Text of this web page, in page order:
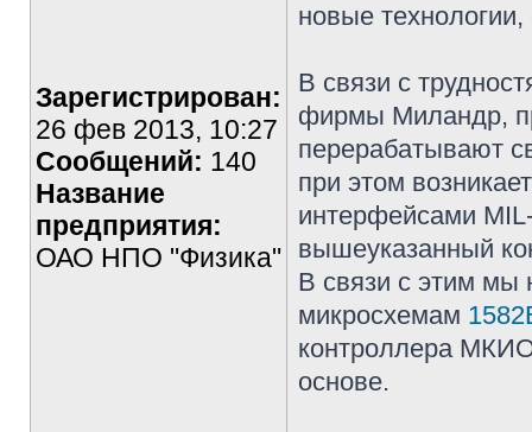
Зарегистрирован:
26 фев 2013, 10:27
Сообщений: 140
Название
предприятия:
ОАО НПО "Физика"
новые
В связи с
фирмы Миландр,
перерабатывают
при этом
интерфейсами
вышеуказанный
В связи с этим мы
микросхемам
контроллера
основе.